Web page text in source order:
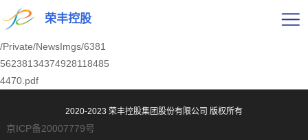
荣丰控股
/Private/NewsImgs/6381
56238134374928118485
4470.pdf
2020-2023 荣丰控股集团股份有限公司 版权所有
京ICP备20007779号